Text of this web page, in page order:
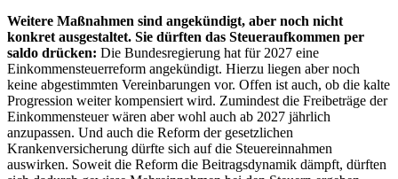
Weitere Maßnahmen sind angekündigt, aber noch nicht
konkret ausgestaltet. Sie dürften das Steueraufkommen per
saldo drücken: Die Bundesregierung hat für 2027 eine
Einkommensteuerreform angekündigt. Hierzu liegen aber noch
keine abgestimmten Vereinbarungen vor. Offen ist auch, ob die kalte
Progression weiter kompensiert wird. Zumindest die Freibeträge der
Einkommensteuer wären aber wohl auch ab 2027 jährlich
anzupassen. Und auch die Reform der gesetzlichen
Krankenversicherung dürfte sich auf die Steuereinnahmen
auswirken. Soweit die Reform die Beitragsdynamik dämpft, dürften